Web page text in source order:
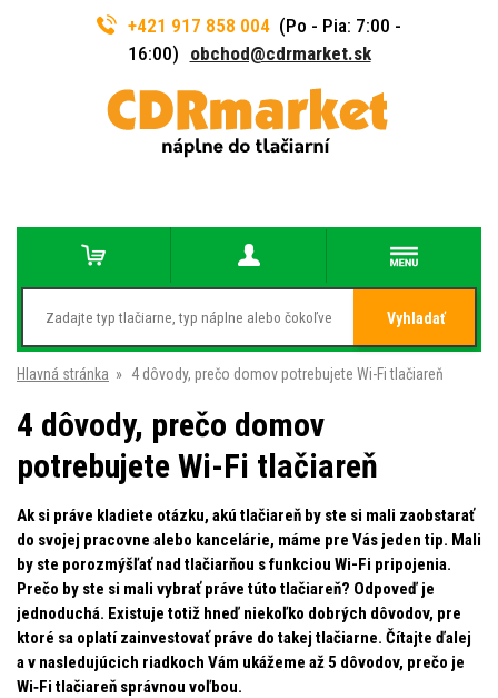
+421 917 858 004 (Po - Pia: 7:00 -
16:00) obchod@cdrmarket.sk
Vyhladať
Hlavná stránka » 4 dôvody, prečo domov potrebujete Wi-Fi tlačiareň
4 dôvody, prečo domov
potrebujete Wi-Fi tlačiareň
Ak si práve kladiete otázku, akú tlačiareň by ste si mali zaobstarať
do svojej pracovne alebo kancelárie, máme pre Vás jeden tip. Mali
by ste porozmýšľať nad tlačiarňou s funkciou Wi-Fi pripojenia.
Prečo by ste si mali vybrať práve túto tlačiareň? Odpoveď je
jednoduchá. Existuje totiž hneď niekoľko dobrých dôvodov, pre
ktoré sa oplatí zainvestovať práve do takej tlačiarne. Čítajte ďalej
a v nasledujúcich riadkoch Vám ukážeme až 5 dôvodov, prečo je
Wi‑Fi tlačiareň správnou voľbou.